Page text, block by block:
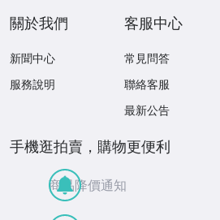
關於我們
新聞中心
服務說明
客服中心
常見問答
聯絡客服
最新公告
手機逛拍賣，購物更便利
商品降價通知